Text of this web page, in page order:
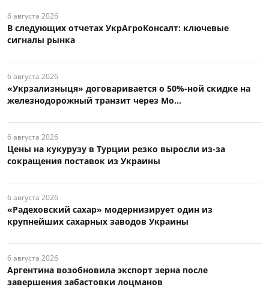
6 августа 2026
В следующих отчетах УкрАгроКонсалт: ключевые
сигналы рынка
6 августа 2026
«Укрзализныця» договаривается о 50%-ной скидке на
железнодорожный транзит через Мо...
6 августа 2026
Цены на кукурузу в Турции резко выросли из-за
сокращения поставок из Украины
6 августа 2026
«Радеховский сахар» модернизирует один из
крупнейших сахарных заводов Украины
6 августа 2026
Аргентина возобновила экспорт зерна после
завершения забастовки лоцманов